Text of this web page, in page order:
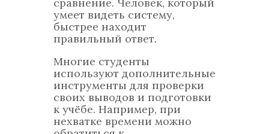
умеет видеть систему,
быстрее находит
правильный ответ.
Многие студенты
используют дополнительные
инструменты для проверки
своих выводов и подготовки
к учёбе. Например, при
нехватке времени можно